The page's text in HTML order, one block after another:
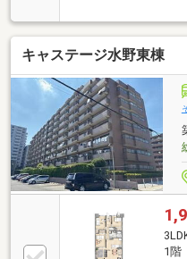
キャステージ水野東棟
1階